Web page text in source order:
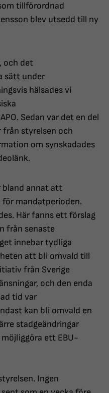
tillförordnad
blev utsedd till ny
och det
sätt under
hälsades vi
Sedan var det en del
styrelsen och
om synskadades
bland annat att
mandatperioden.
Här fanns ett förslag
från senaste
innebar tydliga
att bli omvald till
från Sverige
och den enda
tid var
kan bli omvald en
stadgeändringar
ett EBU-
Ingen